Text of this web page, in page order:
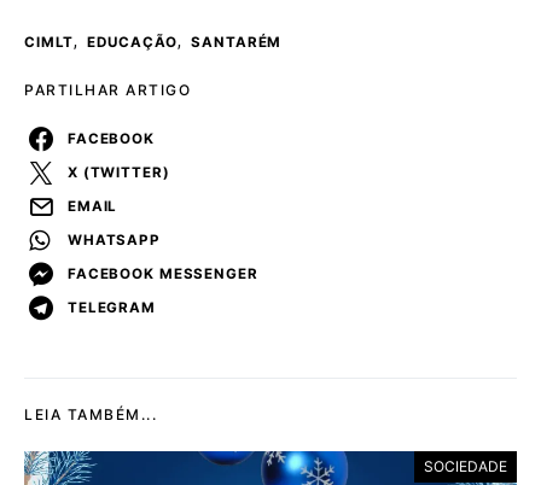
CIMLT, EDUCAÇÃO, SANTARÉM
PARTILHAR ARTIGO
FACEBOOK
X (TWITTER)
EMAIL
WHATSAPP
FACEBOOK MESSENGER
TELEGRAM
LEIA TAMBÉM...
SOCIEDADE